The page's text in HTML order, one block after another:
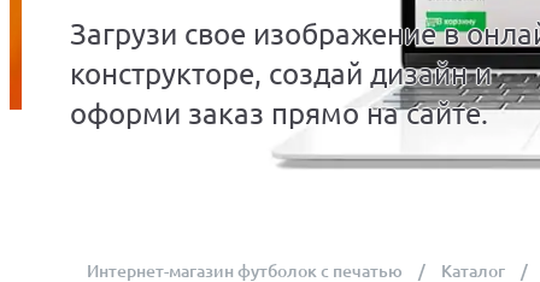
Загрузи свое изображение в
конструкторе, создай дизайн и
оформи заказ прямо на сайте.
Интернет-магазин футболок с печатью Каталог